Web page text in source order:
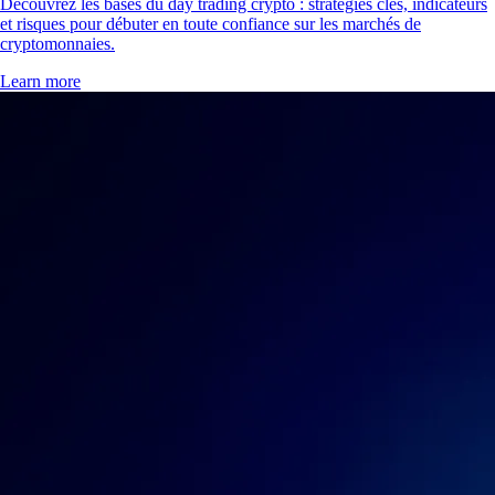
Découvrez les bases du day trading crypto : stratégies clés, indicateurs
et risques pour débuter en toute confiance sur les marchés de
cryptomonnaies.
Learn more